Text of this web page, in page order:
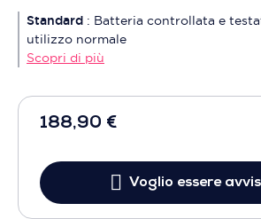
188,90 €
Voglio essere
Standard : Batteria controllata e
utilizzo normale
Scopri di più